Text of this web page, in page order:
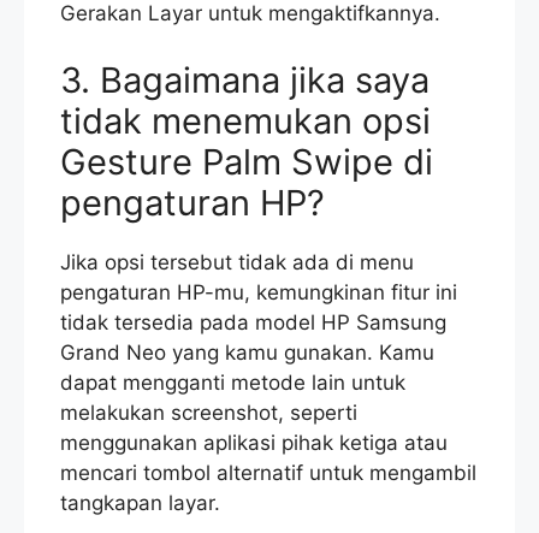
Gerakan Layar untuk mengaktifkannya.
3. Bagaimana jika saya
tidak menemukan opsi
Gesture Palm Swipe di
pengaturan HP?
Jika opsi tersebut tidak ada di menu
pengaturan HP-mu, kemungkinan fitur ini
tidak tersedia pada model HP Samsung
Grand Neo yang kamu gunakan. Kamu
dapat mengganti metode lain untuk
melakukan screenshot, seperti
menggunakan aplikasi pihak ketiga atau
mencari tombol alternatif untuk mengambil
tangkapan layar.